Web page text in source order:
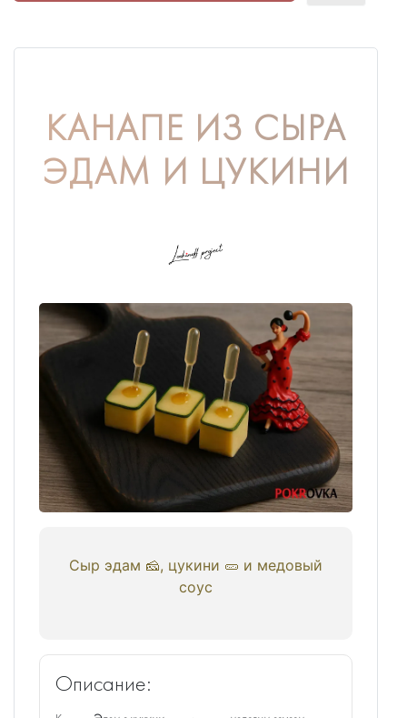
КАНАПЕ ИЗ СЫРА
ЭДАМ И ЦУКИНИ
Сыр эдам 🧀, цукини 🥒 и медовый
соус
Описание: